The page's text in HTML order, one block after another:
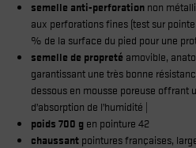
semelle anti-perforation non
aux perforations fines (test sur
% de la surface du pied pour une
semelle de propreté amovible,
garantissant une très bonne
dessous en mousse poreuse offrant
d’absorption de l’humidité |
poids 700 g en pointure 42
chaussant pointures françaises,